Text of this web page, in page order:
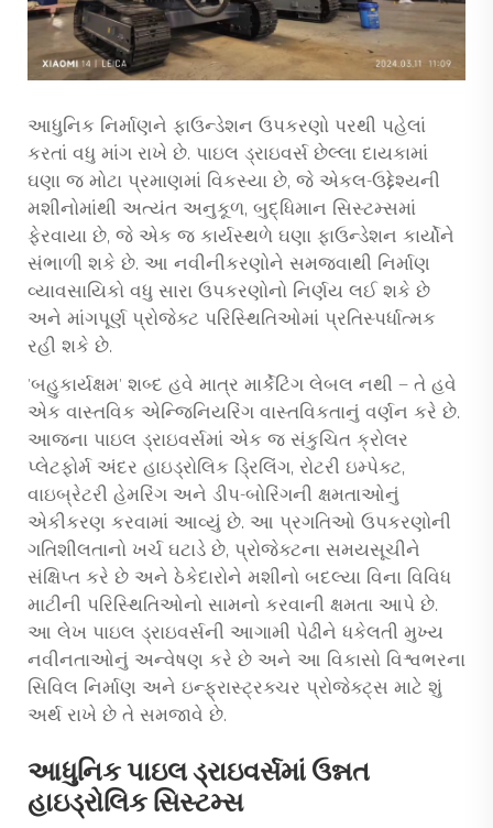
આધુનિક નિર્માણને ફાઉન્ડેશન ઉપકરણો પરથી પહેલાં
કરતાં વધુ માંગ રાખે છે. પાઇલ ડ્રાઇવર્સછેલ્લા દાયકામાં
ઘણા જ મોટા પ્રમાણમાં વિકસ્યા છે, જે એકલ-ઉદ્દેશ્યની
મશીનોમાંથી અત્યંત અનુકૂળ, બુદ્ધિમાન સિસ્ટમ્સમાં
ફેરવાયા છે, જે એક જ કાર્યસ્થળે ઘણા ફાઉન્ડેશન કાર્યોને
સંભાળી શકે છે. આ નવીનીકરણોને સમજવાથી નિર્માણ
વ્યાવસાયિકો વધુ સારા ઉપકરણોનો નિર્ણય લઈ શકે છે
અને માંગપૂર્ણ પ્રોજેક્ટ પરિસ્થિતિઓમાં પ્રતિસ્પર્ધાત્મક
રહી શકે છે.
'બહુકાર્યક્ષમ' શબ્દ હવે માત્ર માર્કેટિંગ લેબલ નથી — તે હવે
એક વાસ્તવિક એન્જિનિયરિંગ વાસ્તવિકતાનું વર્ણન કરે છે.
આજના પાઇલ ડ્રાઇવર્સમાં એક જ સંકુચિત ક્રોલર
પ્લેટફોર્મ અંદર હાઇડ્રોલિક ડ્રિલિંગ, રોટરી ઇમ્પેક્ટ,
વાઇબ્રેટરી હેમરિંગ અને ડીપ-બોરિંગની ક્ષમતાઓનું
એકીકરણ કરવામાં આવ્યું છે. આ પ્રગતિઓ ઉપકરણોની
ગતિશીલતાનો ખર્ચ ઘટાડે છે, પ્રોજેક્ટના સમયસૂચીને
સંક્ષિપ્ત કરે છે અને ઠેકેદારોને મશીનો બદલ્યા વિના વિવિધ
માટીની પરિસ્થિતિઓનો સામનો કરવાની ક્ષમતા આપે છે.
આ લેખ પાઇલ ડ્રાઇવર્સની આગામી પેઢીને ધકેલતી મુખ્ય
નવીનતાઓનું અન્વેષણ કરે છે અને આ વિકાસો વિશ્વભરના
સિવિલ નિર્માણ અને ઇન્ફ્રાસ્ટ્રક્ચર પ્રોજેક્ટ્સ માટે શું
અર્થ રાખે છે તે સમજાવે છે.
આધુનિક પાઇલ ડ્રાઇવર્સમાં ઉન્નત
હાઇડ્રોલિક સિસ્ટમ્સ